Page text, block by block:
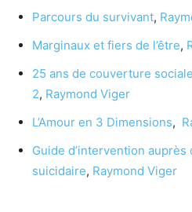
Parcours du survivant,
Marginaux et fiers de l’être,
25 ans de couverture
2, Raymond Viger
L’Amour en 3 Dimensions,
Guide d’intervention auprès
suicidaire, Raymond Viger